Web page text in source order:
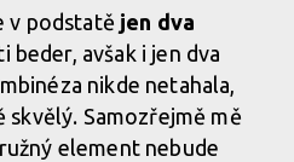
core edition - a neřešíš špatné
core edition - a neřešíš špatné
core edition - a neřešíš špatné
core edition - a neřešíš špatné
v podstatě jen dva
beder, avšak i jen dva
nikde netahala,
Samozřejmě mě
element nebude